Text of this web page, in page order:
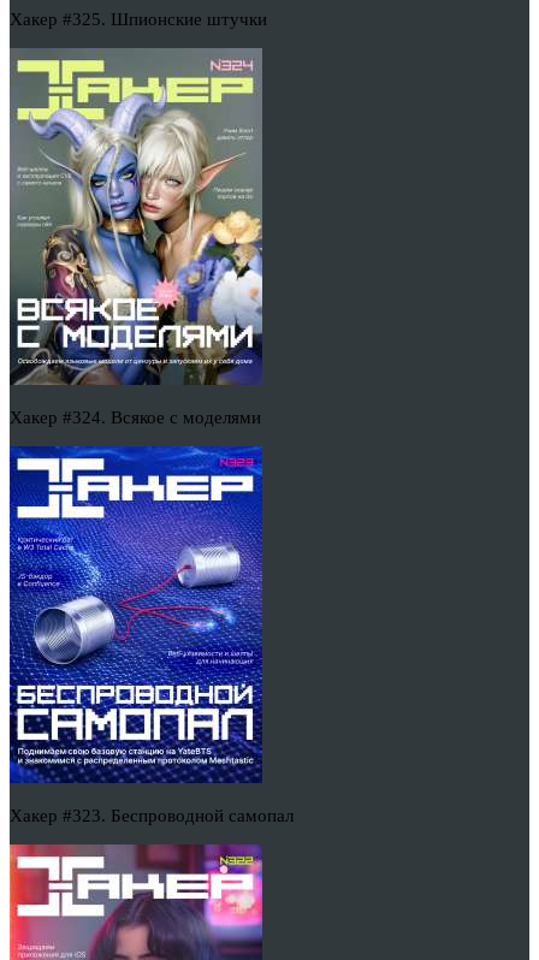
Хакер #325. Шпионские штучки
Хакер #324. Всякое с моделями
Хакер #323. Беспроводной самопал